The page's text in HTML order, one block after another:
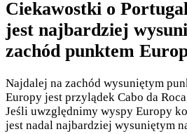
Ciekawostki o
jest najbardziej
zachód punktem
Najdalej na zachód wysuniętym
Europy jest przylądek Cabo da
Jeśli uwzględnimy wyspy Europy
jest nadal najbardziej wysuniętym